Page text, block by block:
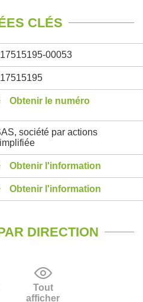
CLÉS
00053
Obtenir le numéro
société par actions
Obtenir l'information
Obtenir l'information
DIRECTION
Tout
afficher